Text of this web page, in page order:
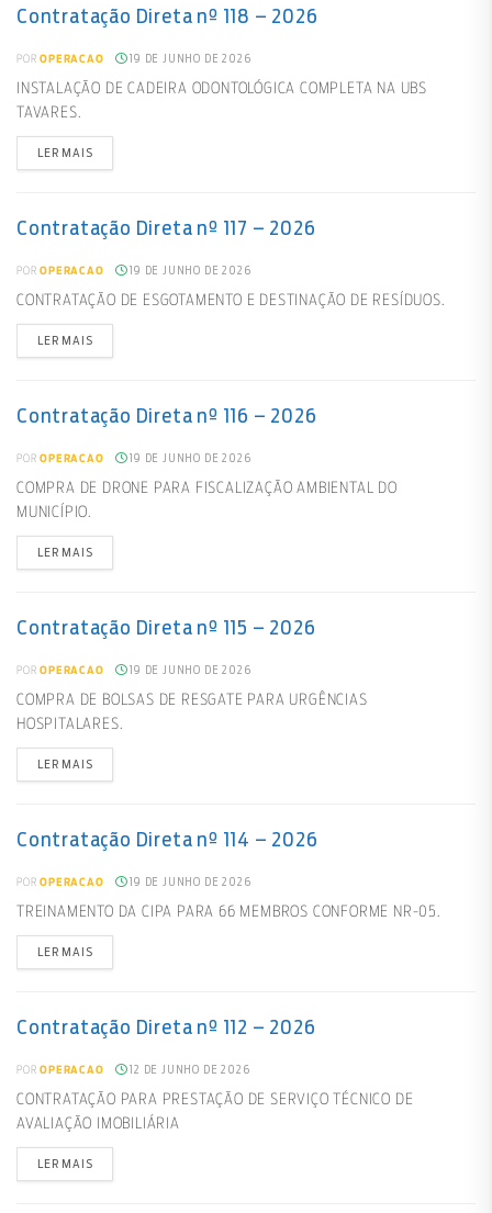
Contratação Direta nº 118 – 2026
POR OPERACAO 19 DE JUNHO DE 2026
INSTALAÇÃO DE CADEIRA ODONTOLÓGICA COMPLETA NA UBS
TAVARES.
LER MAIS
Contratação Direta nº 117 – 2026
POR OPERACAO 19 DE JUNHO DE 2026
CONTRATAÇÃO DE ESGOTAMENTO E DESTINAÇÃO DE RESÍDUOS.
LER MAIS
Contratação Direta nº 116 – 2026
POR OPERACAO 19 DE JUNHO DE 2026
COMPRA DE DRONE PARA FISCALIZAÇÃO AMBIENTAL DO
MUNICÍPIO.
LER MAIS
Contratação Direta nº 115 – 2026
POR OPERACAO 19 DE JUNHO DE 2026
COMPRA DE BOLSAS DE RESGATE PARA URGÊNCIAS
HOSPITALARES.
LER MAIS
Contratação Direta nº 114 – 2026
POR OPERACAO 19 DE JUNHO DE 2026
TREINAMENTO DA CIPA PARA 66 MEMBROS CONFORME NR-05.
LER MAIS
Contratação Direta nº 112 – 2026
POR OPERACAO 12 DE JUNHO DE 2026
CONTRATAÇÃO PARA PRESTAÇÃO DE SERVIÇO TÉCNICO DE
AVALIAÇÃO IMOBILIÁRIA
LER MAIS